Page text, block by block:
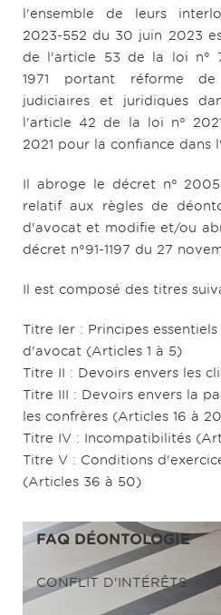
l'ensemble de leurs
2023-552 du 30 juin 2023
de l'article 53 de la loi n°
1971 portant réforme de
judiciaires et juridiques
l'article 42 de la loi n°
2021 pour la confiance dans
Il abroge le décret n°
relatif aux règles de
d'avocat et modifie et/ou
décret n°91-1197 du 27
Il est composé des titres
Titre Ier : Principes
d'avocat (Articles 1 à 5)
Titre II : Devoirs envers les
Titre III : Devoirs envers la
les confrères (Articles 16 à
Titre IV : Incompatibilités
Titre V : Conditions
(Articles 36 à 50)
FAQ DÉONTOLOGIE
CONFLIT D'INTÉRÊTS